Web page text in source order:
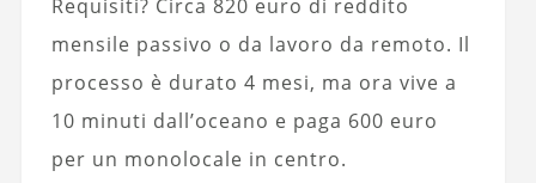
Requisiti? Circa 820 euro di reddito
mensile passivo o da lavoro da remoto. Il
processo è durato 4 mesi, ma ora vive a
10 minuti dall’oceano e paga 600 euro
per un monolocale in centro.